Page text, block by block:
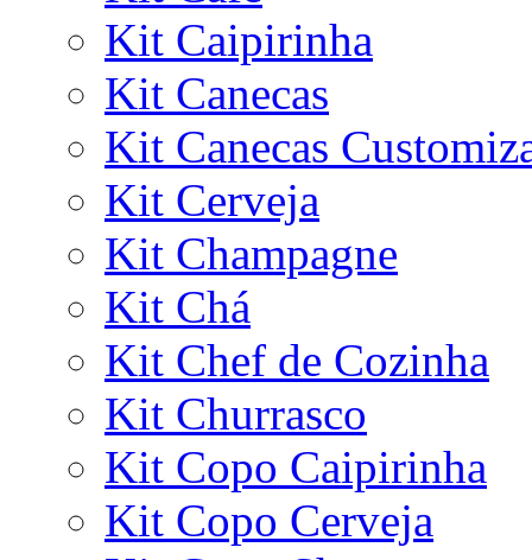
Kit Caipirinha
Kit Canecas
Kit Canecas
Kit Cerveja
Kit Champagne
Kit Chá
Kit Chef de Cozinha
Kit Churrasco
Kit Copo Caipirinha
Kit Copo Cerveja